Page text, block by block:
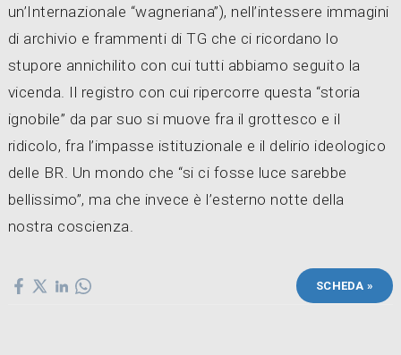
un’Internazionale “wagneriana”), nell’intessere immagini
di archivio e frammenti di TG che ci ricordano lo
stupore annichilito con cui tutti abbiamo seguito la
vicenda. Il registro con cui ripercorre questa “storia
ignobile” da par suo si muove fra il grottesco e il
ridicolo, fra l’impasse istituzionale e il delirio ideologico
delle BR. Un mondo che “si ci fosse luce sarebbe
bellissimo”, ma che invece è l’esterno notte della
nostra coscienza.
SCHEDA »